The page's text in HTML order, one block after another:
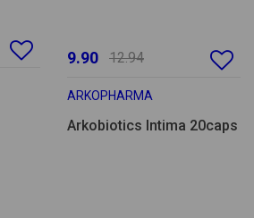
9.90 12.94
ARKOPHARMA
Arkobiotics Intima 20caps